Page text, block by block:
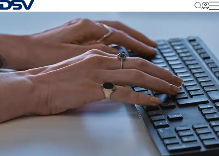
Retour à la page d'accueil